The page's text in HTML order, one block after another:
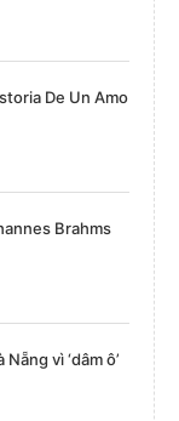
De Un Amo
Brahms
vì ‘dâm ô’